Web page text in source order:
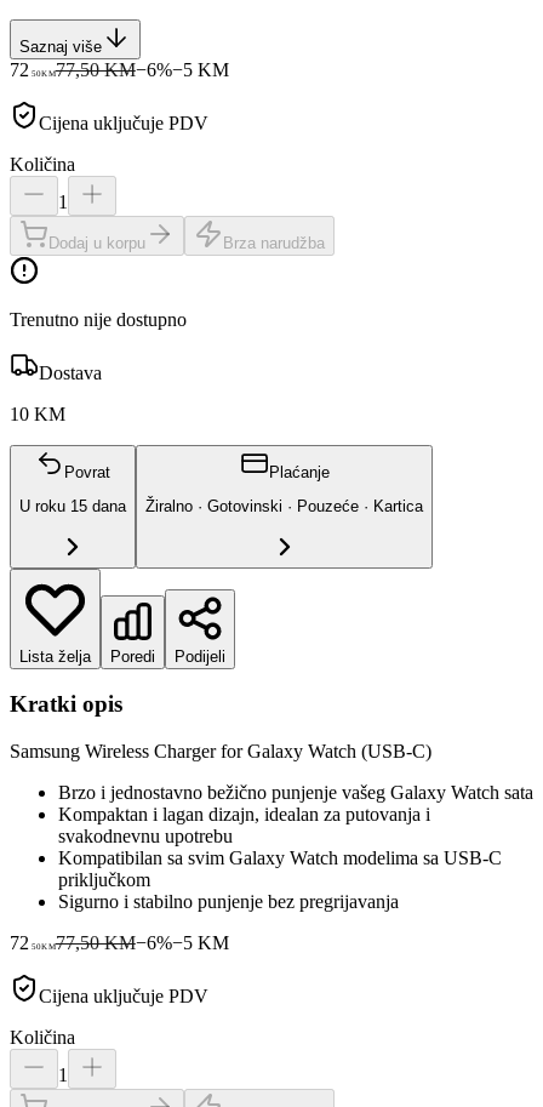
Saznaj više
72 50KM77,50 KM−6%−5KM
Cijena uključuje PDV
Količina
1
Dodaj u korpu Brza narudžba
Trenutno nije dostupno
Dostava
10 KM
Povrat
U roku 15 dana
Plaćanje
Žiralno · Gotovinski · Pouzeće · Kartica
Lista želja Poredi Podijeli
Kratki opis
Samsung Wireless Charger for Galaxy Watch (USB-C)
Brzo i jednostavno bežično punjenje vašeg Galaxy Watch sata
Kompaktan i lagan dizajn, idealan za putovanja i
svakodnevnu upotrebu
Kompatibilan sa svim Galaxy Watch modelima sa USB-C
priključkom
Sigurno i stabilno punjenje bez pregrijavanja
72 50KM77,50 KM−6%−5KM
Cijena uključuje PDV
Količina
1